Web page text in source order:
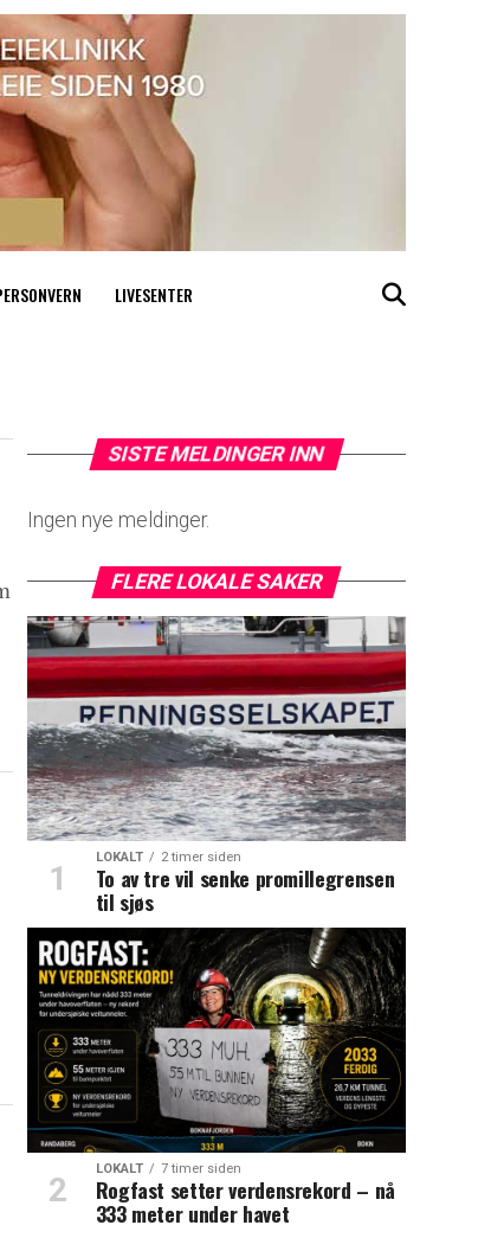
LIVESENTER
SISTE MELDINGER INN
Ingen nye meldinger.
FLERE LOKALE SAKER
LOKALT 2 timer siden
To av tre vil senke promillegrensen
til sjøs
LOKALT 7 timer siden
Rogfast setter verdensrekord – nå
333 meter under havet